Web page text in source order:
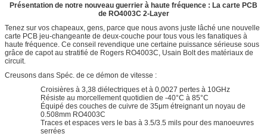
Présentation de notre nouveau guerrier à haute fréquence : La carte PCB
de RO4003C 2-Layer
Tenez sur vos chapeaux, gens, parce que nous avons juste lâché une nouvelle
carte PCB jeu-changeante de deux-couche pour tous vous les fanatiques à
haute fréquence. Ce conseil revendique une certaine puissance sérieuse sous
grâce de capot au stratifié de Rogers RO4003C, Usain Bolt des matériaux de
circuit.
Creusons dans Spéc. de ce démon de vitesse :
Croisières à 3,38 diélectriques et à 0,0027 pertes à 10GHz
Résiste au morcellement quotidien de -40°C à 85°C
Équipé des couches de cuivre de 35μm étreignant un noyau de
0.508mm RO4003C
Traces et espaces vers le bas à 3.5/3.5 mils pour des manoeuvres
serrées